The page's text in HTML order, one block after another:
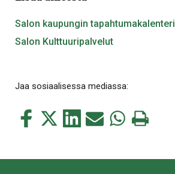
Salon kaupungin tapahtumakalenteri
Salon Kulttuuripalvelut
Jaa sosiaalisessa mediassa:
Jaa
Jaa
Jaa Jaa Jaa Tulosta